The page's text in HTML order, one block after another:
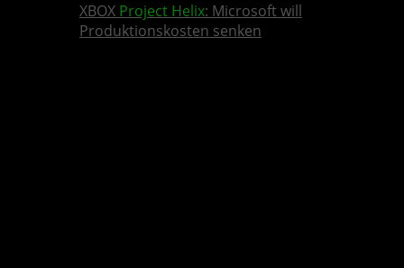
XBOX Project Helix: Microsoft will
Produktionskosten senken